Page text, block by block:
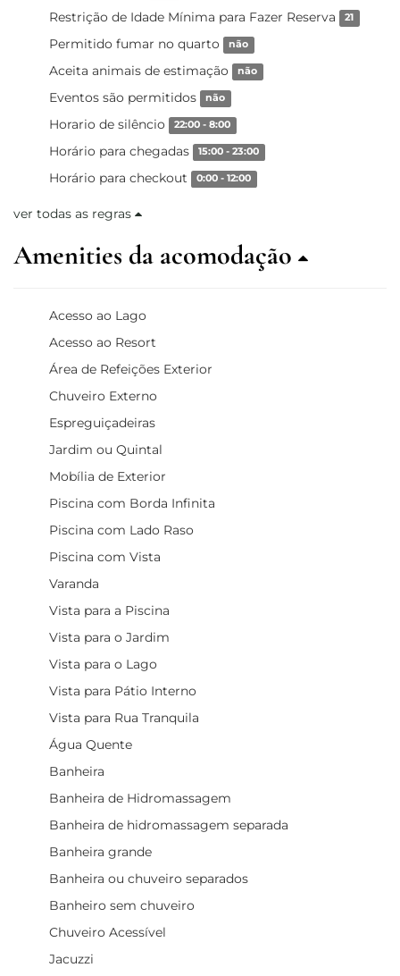
Restrição de Idade Mínima para Fazer Reserva 21
Permitido fumar no quarto não
Aceita animais de estimação não
Eventos são permitidos não
Horario de silêncio 22:00 - 8:00
Horário para chegadas 15:00 - 23:00
Horário para checkout 0:00 - 12:00
ver todas as regras
Amenities da acomodação
Acesso ao Lago
Acesso ao Resort
Área de Refeições Exterior
Chuveiro Externo
Espreguiçadeiras
Jardim ou Quintal
Mobília de Exterior
Piscina com Borda Infinita
Piscina com Lado Raso
Piscina com Vista
Varanda
Vista para a Piscina
Vista para o Jardim
Vista para o Lago
Vista para Pátio Interno
Vista para Rua Tranquila
Água Quente
Banheira
Banheira de Hidromassagem
Banheira de hidromassagem separada
Banheira grande
Banheira ou chuveiro separados
Banheiro sem chuveiro
Chuveiro Acessível
Jacuzzi